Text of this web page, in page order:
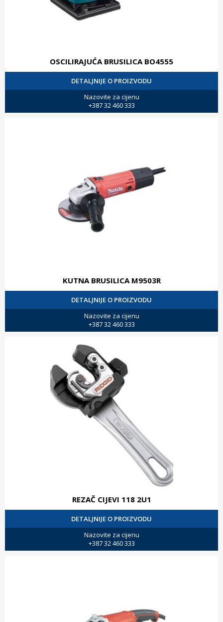
OSCILIRAJUĆA BRUSILICA BO4555
DETALJNIJE O PROIZVODU
Nazovite za cijenu
+387 32 460 333
KUTNA BRUSILICA M9503R
DETALJNIJE O PROIZVODU
Nazovite za cijenu
+387 32 460 333
REZAČ CIJEVI 118 2U1
DETALJNIJE O PROIZVODU
Nazovite za cijenu
+387 32 460 333